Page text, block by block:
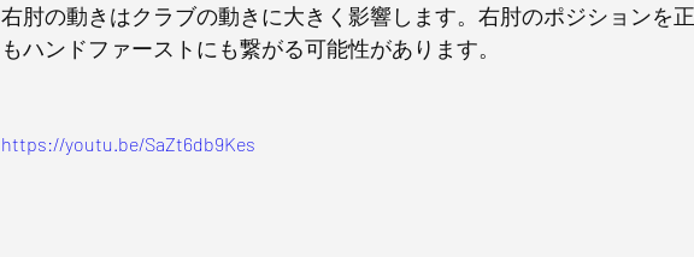
右肘の動きはクラブの動きに大きく影響します。右肘のポジションを
もハンドファーストにも繋がる可能性があります。
https://youtu.be/SaZt6db9Kes